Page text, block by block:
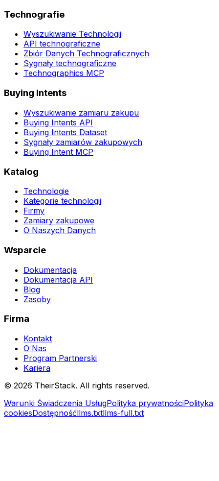
Technografie
Wyszukiwanie Technologii
API technograficzne
Zbiór Danych Technograficznych
Sygnały technograficzne
Technographics MCP
Buying Intents
Wyszukiwanie zamiaru zakupu
Buying Intents API
Buying Intents Dataset
Sygnały zamiarów zakupowych
Buying Intent MCP
Katalog
Technologie
Kategorie technologii
Firmy
Zamiary zakupowe
O Naszych Danych
Wsparcie
Dokumentacja
Dokumentacja API
Blog
Zasoby
Firma
Kontakt
O Nas
Program Partnerski
Kariera
© 2026 TheirStack. All rights reserved.
Warunki Świadczenia UsługPolityka prywatnościPolityka
cookiesDostępnośćllms.txtllms-full.txt